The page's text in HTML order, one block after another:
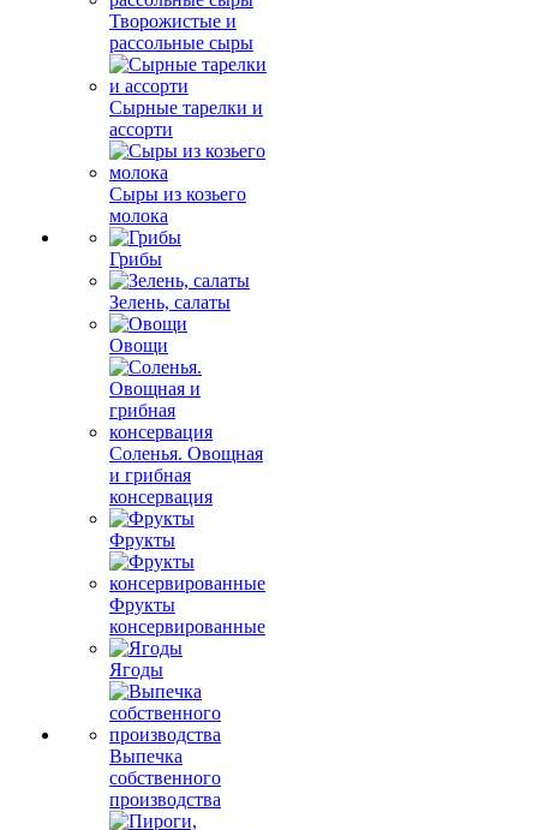
Творожистые и
рассольные сыры
Сырные тарелки и
ассорти
Сыры из козьего
молока
Грибы
Зелень, салаты
Овощи
Соленья. Овощная
и грибная
консервация
Фрукты
Фрукты
консервированные
Ягоды
Выпечка
собственного
производства